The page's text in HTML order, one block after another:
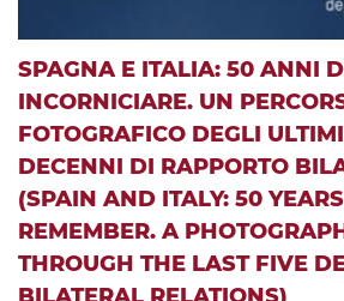
SPAGNA E ITALIA: 50 ANNI
INCORNICIARE. UN
FOTOGRAFICO DEGLI
DECENNI DI RAPPORTO
(SPAIN AND ITALY: 50
REMEMBER. A
THROUGH THE LAST FIVE